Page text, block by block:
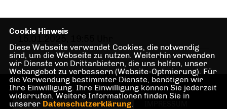
Cookie Hinweis
Diese Webseite verwendet Cookies, die notwendig
sind, um die Webseite zu nutzen. Weiterhin verwenden
wir Dienste von Drittanbietern, die uns helfen, unser
Webangebot zu verbessern (Website-Optmierung). Für
die Verwendung bestimmter Dienste, benötigen wir
Ihre Einwilligung. Ihre Einwilligung können Sie jederzeit
widerrufen. Weitere Informationen finden Sie in
unserer Datenschutzerklärung.